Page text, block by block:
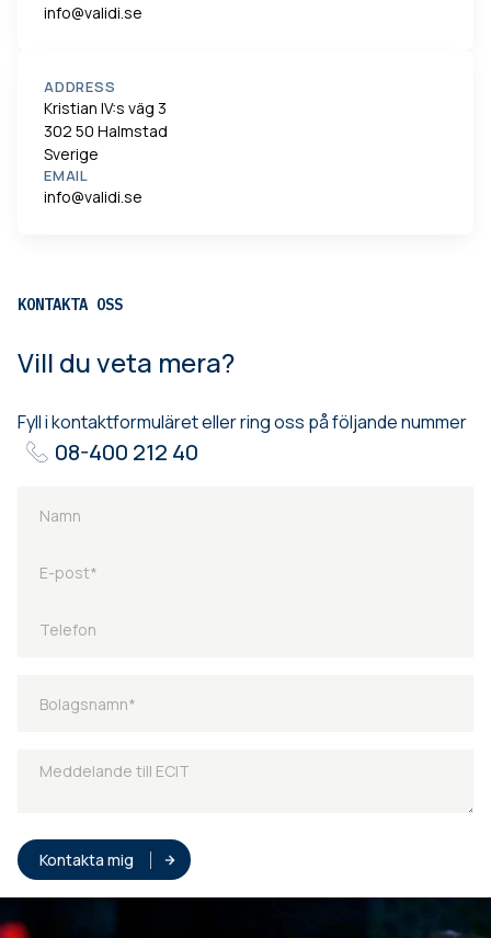
info@validi.se
ADDRESS
Kristian IV:s väg 3
302 50 Halmstad
Sverige
EMAIL
info@validi.se
KONTAKTA OSS
Vill du veta mera?
Fyll i kontaktformuläret eller ring oss på följande nummer
08-400 212 40